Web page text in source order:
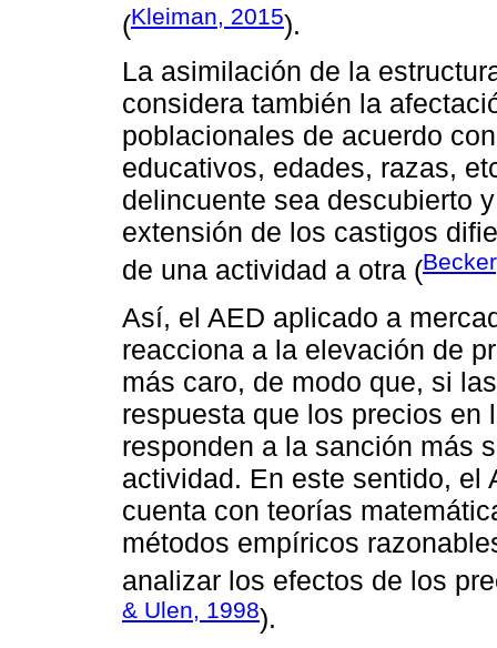
(Kleiman, 2015).
La asimilación de la
considera también la
poblacionales de acuerdo
educativos, edades, razas,
delincuente sea descubierto
extensión de los castigos
de una actividad a otra (
Así, el AED aplicado a
reacciona a la elevación de
más caro, de modo que, si
respuesta que los precios
responden a la sanción más
actividad. En este sentido, el
cuenta con teorías
métodos empíricos
analizar los efectos de los
& Ulen, 1998).